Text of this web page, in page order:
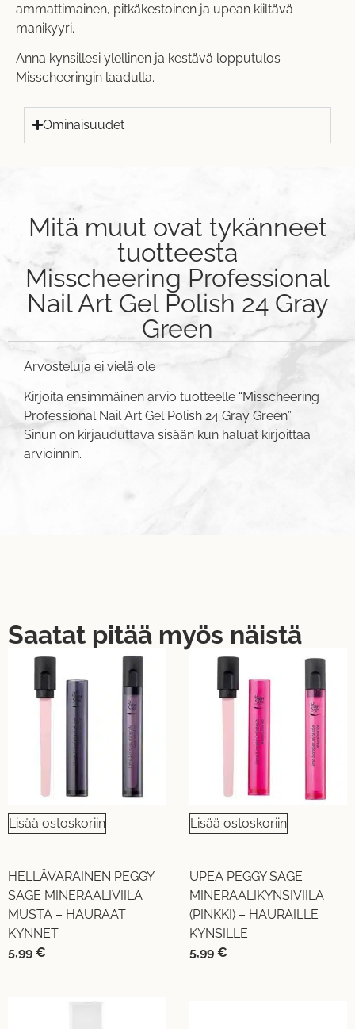
ammattimainen, pitkäkestoinen ja upean kiiltävä
manikyyri.
Anna kynsillesi ylellinen ja kestävä lopputulos
Misscheeringin laadulla.
Ominaisuudet
Mitä muut ovat tykänneet
tuotteesta
Misscheering Professional
Nail Art Gel Polish 24 Gray
Green
Arvosteluja ei vielä ole
Kirjoita ensimmäinen arvio tuotteelle “Misscheering
Professional Nail Art Gel Polish 24 Gray Green”
Sinun on kirjauduttava sisään kun haluat kirjoittaa
arvioinnin.
Saatat pitää myös näistä
Lisää ostoskoriin
HELLÄVARAINEN PEGGY
SAGE MINERAALIVIILA
MUSTA – HAURAAT
KYNNET
5,99 €
Lisää ostoskoriin
UPEA PEGGY SAGE
MINERAALIKYNSIVIILA
(PINKKI) – HAURAILLE
KYNSILLE
5,99 €